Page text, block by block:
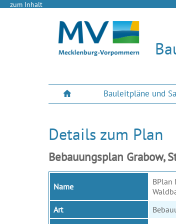
zum Inhalt
Bauleitpläne und
Details zum Plan
Bebauungsplan Grabow,
Name
BPlan
Art